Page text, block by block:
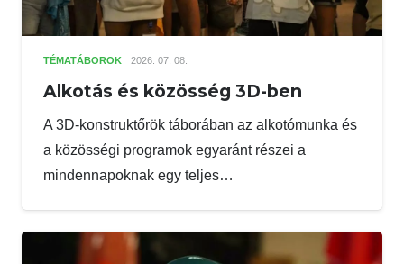
TÉMATÁBOROK 2026. 07. 08.
Alkotás és közösség 3D-ben
A 3D-konstruktőrök táborában az alkotómunka és
a közösségi programok egyaránt részei a
mindennapoknak egy teljes…